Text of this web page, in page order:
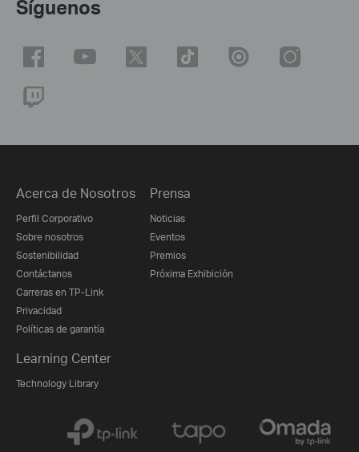
Síguenos
Acerca de Nosotros
Perfil Corporativo
Sobre nosotros
Sostenibilidad
Contáctanos
Carreras en TP-Link
Privacidad
Políticas de garantía
Prensa
Noticias
Eventos
Premios
Próxima Exhibición
Learning Center
Technology Library